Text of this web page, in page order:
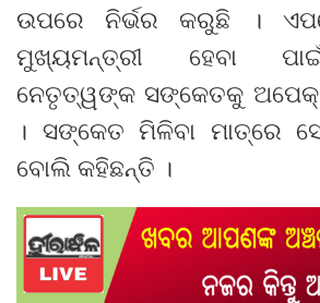
ଉପରେ ନିର୍ଭର କରୁଛି ।
ମୁଖ୍ୟମନ୍ତ୍ରୀ ହେବା
ନେତୃତ୍ୱଙ୍କ ସଙ୍କେତକୁ
। ସଙ୍କେତ ମିଳିବା ମାତ୍ରେ
ବୋଲି କହିଛନ୍ତି ।